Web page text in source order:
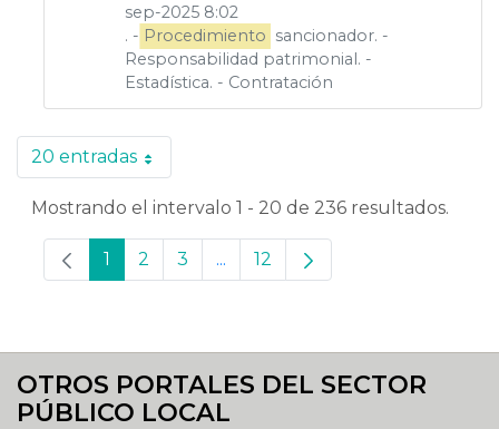
sep-2025 8:02
. - Procedimiento sancionador. -
Responsabilidad patrimonial. -
Estadística. - Contratación
20 entradasPor página
Mostrando el intervalo 1 - 20 de 236 resultados.
Página
1 Página
2 Página
3 ...Páginas intermedias Use TAB
Página
12
OTROS PORTALES DEL SECTOR
PÚBLICO LOCAL